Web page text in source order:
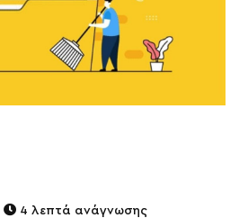
4 λεπτά ανάγνωσης